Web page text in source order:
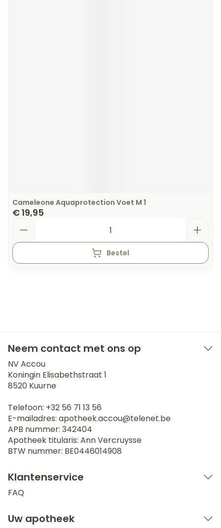
Cameleone Aquaprotection Voet M 1
€ 19,95
Bestel
Neem contact met ons op
NV Accou
Koningin Elisabethstraat 1
8520 Kuurne
Telefoon: +32 56 71 13 56
E-mailadres: apotheek.accou@telenet.be
APB nummer: 342404
Apotheek titularis: Ann Vercruysse
BTW nummer: BE0446014908
Klantenservice
FAQ
Uw apotheek